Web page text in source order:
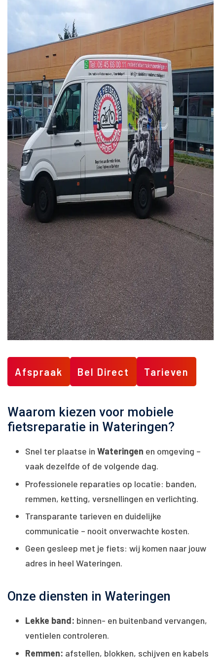
Afspraak Bel Direct Tarieven
Waarom kiezen voor mobiele
fietsreparatie in Wateringen?
Snel ter plaatse in Wateringen en omgeving –
vaak dezelfde of de volgende dag.
Professionele reparaties op locatie: banden,
remmen, ketting, versnellingen en verlichting.
Transparante tarieven en duidelijke
communicatie – nooit onverwachte kosten.
Geen gesleep met je fiets: wij komen naar jouw
adres in heel Wateringen.
Onze diensten in Wateringen
Lekke band: binnen- en buitenband vervangen,
ventielen controleren.
Remmen: afstellen, blokken, schijven en kabels